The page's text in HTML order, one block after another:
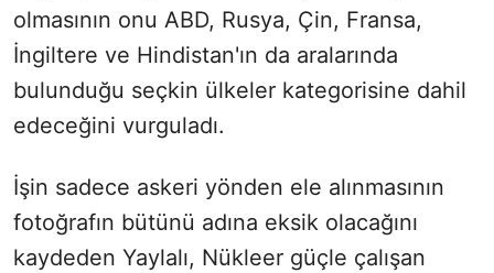
olmasının onu ABD, Rusya, Çin, Fransa,
İngiltere ve Hindistan'ın da aralarında
bulunduğu seçkin ülkeler kategorisine dahil
edeceğini vurguladı.
İşin sadece askeri yönden ele alınmasının
fotoğrafın bütünü adına eksik olacağını
kaydeden Yaylalı, Nükleer güçle çalışan